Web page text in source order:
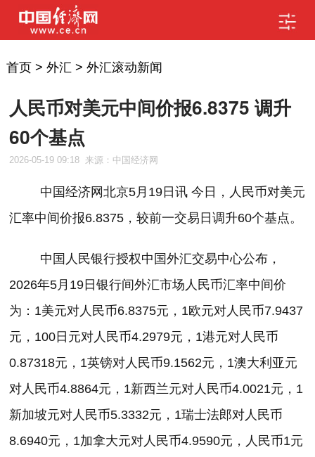
首页> 外汇 > 外汇滚动新闻
人民币对美元中间价报6.8375 调升
60个基点
2026-05-19 09:18 来源：中国经济网
中国经济网北京5月 19日讯 今日，人民币对美元
汇率中间价报6.8375 ，较前一交易日调升60个基点。
中国人民银行授权中国外汇交易中心公布，
2026年5 月 19日银行间外汇市场人民币汇率中间价
为： 1美元对人民币6.8375元， 1欧元对人民币7.9437
元， 100日元对人民币4.2979元， 1港元对人民币
0.87318元， 1英镑对人民币9.1562元， 1澳大利亚元
对人民币4.8864元， 1新西兰元对人民币4.0021元， 1
新加坡元对人民币5.3332元， 1瑞士法郎对人民币
8.6940元， 1加拿大元对人民币4.9590元，人民币1元